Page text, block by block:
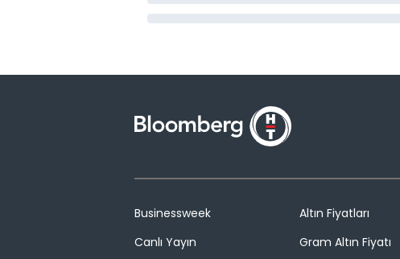
Businessweek
Canlı Yayın
Altın Fiyatları
Gram Altın Fiyatı